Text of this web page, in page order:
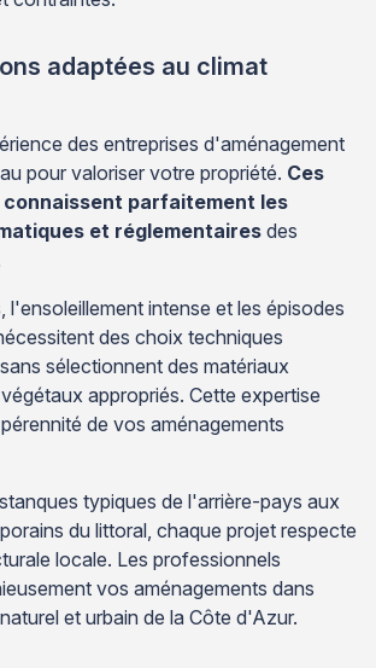
adaptées au climat
des entreprises d'aménagement
pour valoriser votre propriété. Ces
parfaitement les
et réglementaires des
l'ensoleillement intense et les épisodes
des choix techniques
sélectionnent des matériaux
appropriés. Cette expertise
de vos aménagements
typiques de l'arrière-pays aux
du littoral, chaque projet respecte
locale. Les professionnels
vos aménagements dans
et urbain de la Côte d'Azur.